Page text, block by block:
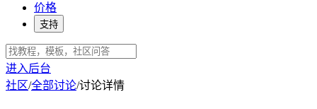
价格
支持
进入后台
社区/全部讨论/讨论详情